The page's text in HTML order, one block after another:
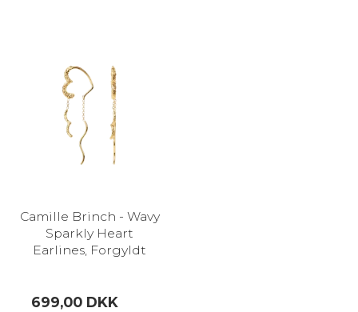
Camille Brinch - Wavy
Sparkly Heart
Earlines, Forgyldt
699,00 DKK